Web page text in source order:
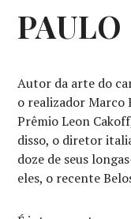
PAULO
Autor da arte do
o realizador Marco
Prêmio Leon
disso, o diretor
doze de seus
eles, o recente